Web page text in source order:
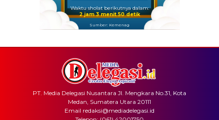
Waktu sholat berikutnya dalam:
2 jam 3 menit 50 detik
Sumber: Kemenag
PT. Media Delegasi Nusantara Jl. Mengkara No.31, Kota
Medan, Sumatera Utara 20111
Email redaksi@mediadelegasi.id